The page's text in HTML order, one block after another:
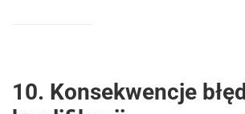
10. Konsekwencje